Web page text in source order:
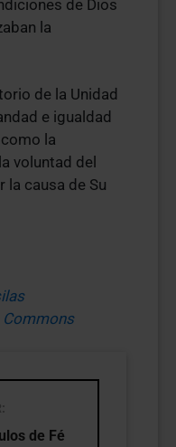
de Dios
la
de la Unidad
e igualdad
la
voluntad del
la causa de Su
Commons
de Fé